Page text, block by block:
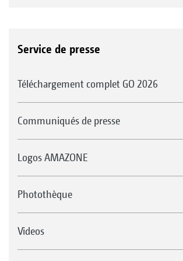
Service de presse
Téléchargement complet GO 2026
Communiqués de presse
Logos AMAZONE
Photothèque
Videos